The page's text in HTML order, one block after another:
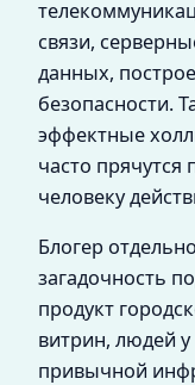
связи,
данных,
безопасности.
эффектные
часто
человеку
Блогер
загадочность
продукт
витрин, людей у
привычной